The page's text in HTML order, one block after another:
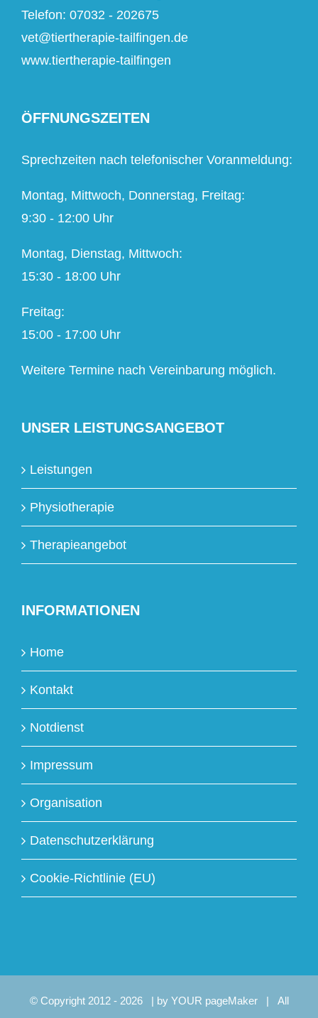
Telefon: 07032 - 202675
vet@tiertherapie-tailfingen.de
www.tiertherapie-tailfingen
ÖFFNUNGSZEITEN
Sprechzeiten nach telefonischer Voranmeldung:
Montag, Mittwoch, Donnerstag, Freitag:
9:30 - 12:00 Uhr
Montag, Dienstag, Mittwoch:
15:30 - 18:00 Uhr
Freitag:
15:00 - 17:00 Uhr
Weitere Termine nach Vereinbarung möglich.
UNSER LEISTUNGSANGEBOT
Leistungen
Physiotherapie
Therapieangebot
INFORMATIONEN
Home
Kontakt
Notdienst
Impressum
Organisation
Datenschutzerklärung
Cookie-Richtlinie (EU)
© Copyright 2012 - 2026 | by YOUR pageMaker| All